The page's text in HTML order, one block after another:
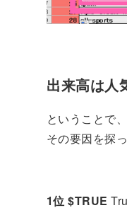
出来高は人
ということで
その要因を探
1位 $TRUE